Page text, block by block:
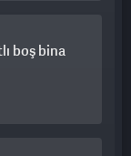
boş bina